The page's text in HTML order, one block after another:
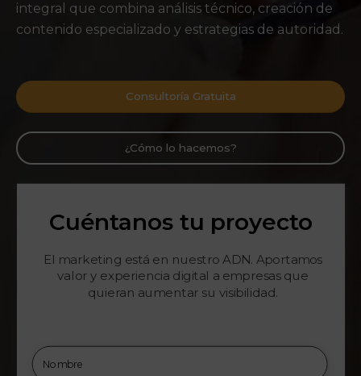
integral que combina análisis técnico, creación de
contenido especializado y estrategias de autoridad.
Consultoría Gratuita
¿Cómo lo hacemos?
Cuéntanos tu proyecto
El marketing está en nuestro ADN. Aportamos
valor y experiencia digital a empresas que
quieran aumentar su visibilidad.